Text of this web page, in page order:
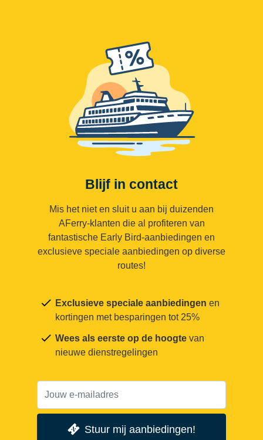
Blijf in contact
Mis het niet en sluit u aan bij duizenden
AFerry-klanten die al profiteren van
fantastische Early Bird-aanbiedingen en
exclusieve speciale aanbiedingen op diverse
routes!
Exclusieve speciale aanbiedingen en
kortingen met besparingen tot 25%
Wees als eerste op de hoogte van
nieuwe dienstregelingen
Stuur mij aanbiedingen!